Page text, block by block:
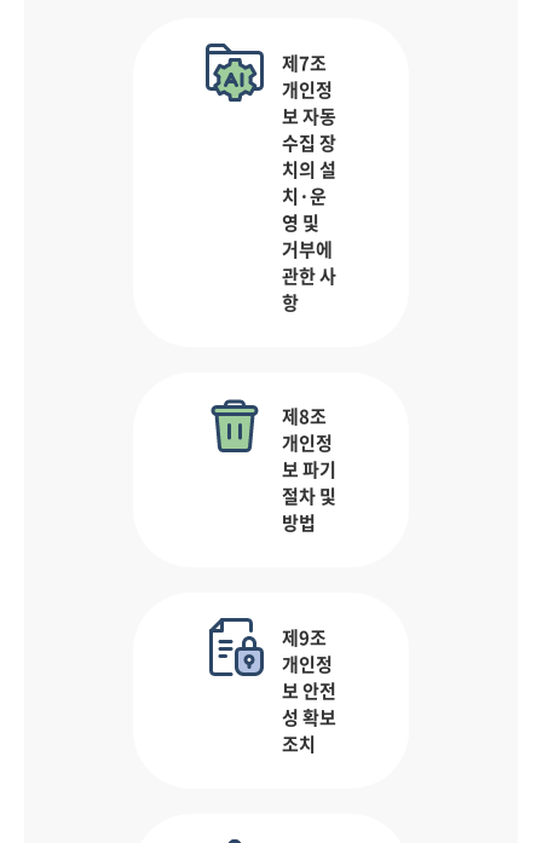
제7조
개인정
보 자동
수집 장
치의 설
치·운
영 및
거부에
관한 사
항
제8조
개인정
보 파기
절차 및
방법
제9조
개인정
보 안전
성 확보
조치